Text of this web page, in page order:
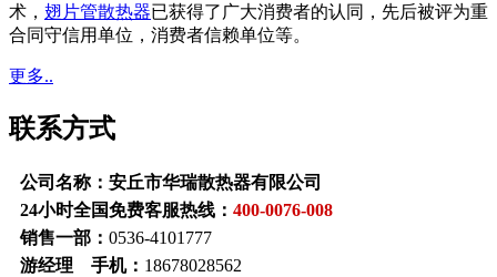
术， 翅片管散热器已获得了广大消费者的认同，先后被评为重
合同守信用单位，消费者信赖单位等。
更多..
联系方式
公司名称：安丘市华瑞散热器有限公司
24小时全国免费客服热线： 400-0076-008
销售一部： 0536-4101777
游经理 手机： 18678028562